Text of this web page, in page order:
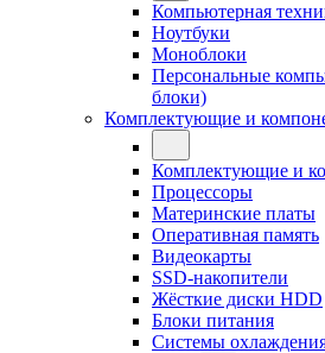
Компьютерная
Ноутбуки
Моноблоки
Персональные
блоки)
Комплектующие и
Комплектующие и
Процессоры
Материнские платы
Оперативная память
Видеокарты
SSD-накопители
Жёсткие диски HDD
Блоки питания
Системы